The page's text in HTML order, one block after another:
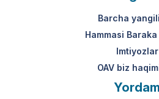
Mahkamasining 2024-
313-son qarori.
yakuniy qaror qabul
kuni ichida amalga
К какому виду
относится услуга
установке пандуса?
Barcha
Hammasi
Imtiyozlar
OAV biz
Yordam